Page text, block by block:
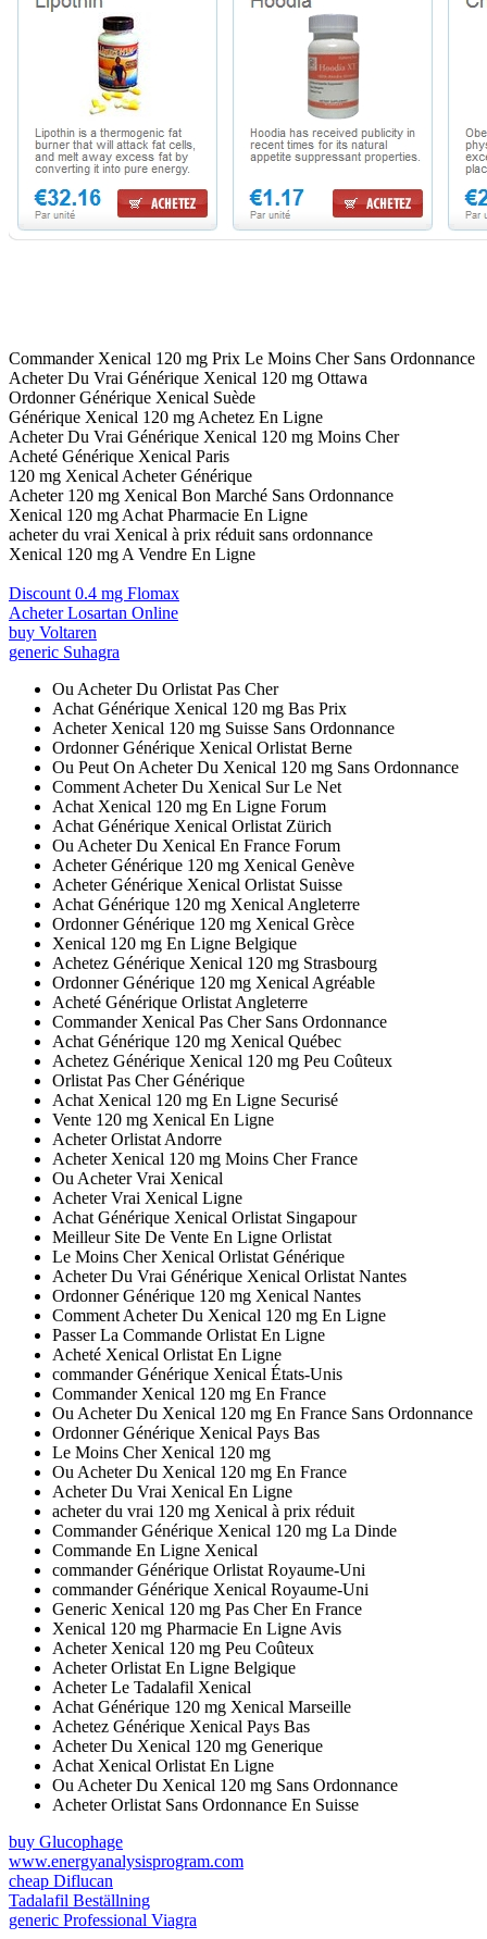
Commander Xenical 120 mg Prix Le Moins Cher Sans Ordonnance
Acheter Du Vrai Générique Xenical 120 mg Ottawa
Ordonner Générique Xenical Suède
Générique Xenical 120 mg Achetez En Ligne
Acheter Du Vrai Générique Xenical 120 mg Moins Cher
Acheté Générique Xenical Paris
120 mg Xenical Acheter Générique
Acheter 120 mg Xenical Bon Marché Sans Ordonnance
Xenical 120 mg Achat Pharmacie En Ligne
acheter du vrai Xenical à prix réduit sans ordonnance
Xenical 120 mg A Vendre En Ligne
Discount 0.4 mg Flomax
Acheter Losartan Online
buy Voltaren
generic Suhagra
Ou Acheter Du Orlistat Pas Cher
Achat Générique Xenical 120 mg Bas Prix
Acheter Xenical 120 mg Suisse Sans Ordonnance
Ordonner Générique Xenical Orlistat Berne
Ou Peut On Acheter Du Xenical 120 mg Sans Ordonnance
Comment Acheter Du Xenical Sur Le Net
Achat Xenical 120 mg En Ligne Forum
Achat Générique Xenical Orlistat Zürich
Ou Acheter Du Xenical En France Forum
Acheter Générique 120 mg Xenical Genève
Acheter Générique Xenical Orlistat Suisse
Achat Générique 120 mg Xenical Angleterre
Ordonner Générique 120 mg Xenical Grèce
Xenical 120 mg En Ligne Belgique
Achetez Générique Xenical 120 mg Strasbourg
Ordonner Générique 120 mg Xenical Agréable
Acheté Générique Orlistat Angleterre
Commander Xenical Pas Cher Sans Ordonnance
Achat Générique 120 mg Xenical Québec
Achetez Générique Xenical 120 mg Peu Coûteux
Orlistat Pas Cher Générique
Achat Xenical 120 mg En Ligne Securisé
Vente 120 mg Xenical En Ligne
Acheter Orlistat Andorre
Acheter Xenical 120 mg Moins Cher France
Ou Acheter Vrai Xenical
Acheter Vrai Xenical Ligne
Achat Générique Xenical Orlistat Singapour
Meilleur Site De Vente En Ligne Orlistat
Le Moins Cher Xenical Orlistat Générique
Acheter Du Vrai Générique Xenical Orlistat Nantes
Ordonner Générique 120 mg Xenical Nantes
Comment Acheter Du Xenical 120 mg En Ligne
Passer La Commande Orlistat En Ligne
Acheté Xenical Orlistat En Ligne
commander Générique Xenical États-Unis
Commander Xenical 120 mg En France
Ou Acheter Du Xenical 120 mg En France Sans Ordonnance
Ordonner Générique Xenical Pays Bas
Le Moins Cher Xenical 120 mg
Ou Acheter Du Xenical 120 mg En France
Acheter Du Vrai Xenical En Ligne
acheter du vrai 120 mg Xenical à prix réduit
Commander Générique Xenical 120 mg La Dinde
Commande En Ligne Xenical
commander Générique Orlistat Royaume-Uni
commander Générique Xenical Royaume-Uni
Generic Xenical 120 mg Pas Cher En France
Xenical 120 mg Pharmacie En Ligne Avis
Acheter Xenical 120 mg Peu Coûteux
Acheter Orlistat En Ligne Belgique
Acheter Le Tadalafil Xenical
Achat Générique 120 mg Xenical Marseille
Achetez Générique Xenical Pays Bas
Acheter Du Xenical 120 mg Generique
Achat Xenical Orlistat En Ligne
Ou Acheter Du Xenical 120 mg Sans Ordonnance
Acheter Orlistat Sans Ordonnance En Suisse
buy Glucophage
www.energyanalysisprogram.com
cheap Diflucan
Tadalafil Beställning
generic Professional Viagra